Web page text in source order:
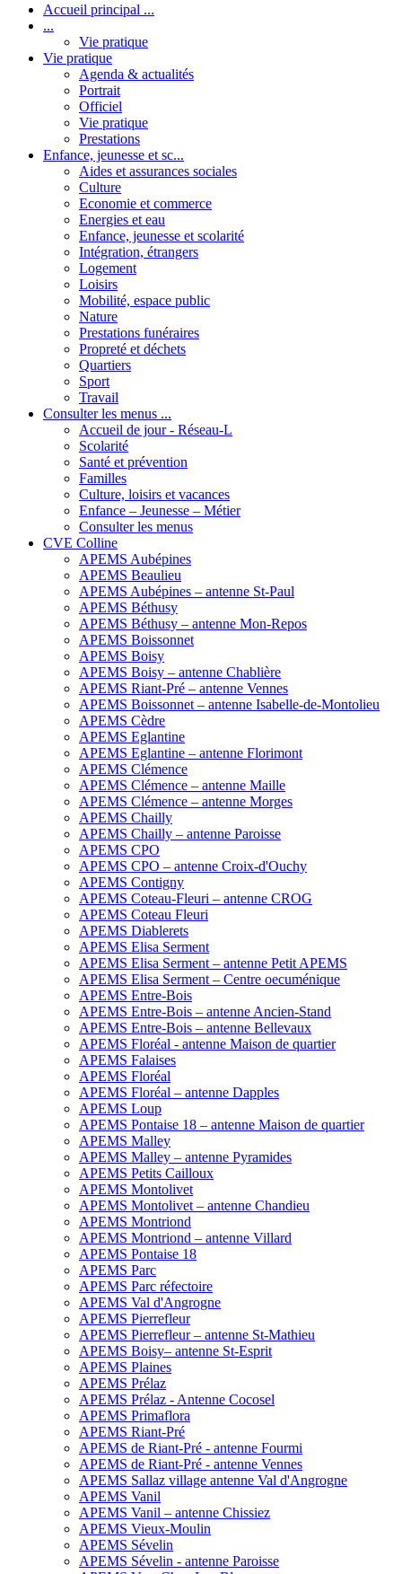
Accueil principal ...
...
Vie pratique
Vie pratique
Agenda & actualités
Portrait
Officiel
Vie pratique
Prestations
Enfance, jeunesse et sc...
Aides et assurances sociales
Culture
Economie et commerce
Energies et eau
Enfance, jeunesse et scolarité
Intégration, étrangers
Logement
Loisirs
Mobilité, espace public
Nature
Prestations funéraires
Propreté et déchets
Quartiers
Sport
Travail
Consulter les menus ...
Accueil de jour - Réseau-L
Scolarité
Santé et prévention
Familles
Culture, loisirs et vacances
Enfance – Jeunesse – Métier
Consulter les menus
CVE Colline
APEMS Aubépines
APEMS Beaulieu
APEMS Aubépines – antenne St-Paul
APEMS Béthusy
APEMS Béthusy – antenne Mon-Repos
APEMS Boissonnet
APEMS Boisy
APEMS Boisy – antenne Chablière
APEMS Riant-Pré – antenne Vennes
APEMS Boissonnet – antenne Isabelle-de-Montolieu
APEMS Cèdre
APEMS Eglantine
APEMS Eglantine – antenne Florimont
APEMS Clémence
APEMS Clémence – antenne Maille
APEMS Clémence – antenne Morges
APEMS Chailly
APEMS Chailly – antenne Paroisse
APEMS CPO
APEMS CPO – antenne Croix-d'Ouchy
APEMS Contigny
APEMS Coteau-Fleuri – antenne CROG
APEMS Coteau Fleuri
APEMS Diablerets
APEMS Elisa Serment
APEMS Elisa Serment – antenne Petit APEMS
APEMS Elisa Serment – Centre oecuménique
APEMS Entre-Bois
APEMS Entre-Bois – antenne Ancien-Stand
APEMS Entre-Bois – antenne Bellevaux
APEMS Floréal - antenne Maison de quartier
APEMS Falaises
APEMS Floréal
APEMS Floréal – antenne Dapples
APEMS Loup
APEMS Pontaise 18 – antenne Maison de quartier
APEMS Malley
APEMS Malley – antenne Pyramides
APEMS Petits Cailloux
APEMS Montolivet
APEMS Montolivet – antenne Chandieu
APEMS Montriond
APEMS Montriond – antenne Villard
APEMS Pontaise 18
APEMS Parc
APEMS Parc réfectoire
APEMS Val d'Angrogne
APEMS Pierrefleur
APEMS Pierrefleur – antenne St-Mathieu
APEMS Boisy– antenne St-Esprit
APEMS Plaines
APEMS Prélaz
APEMS Prélaz - Antenne Cocosel
APEMS Primaflora
APEMS Riant-Pré
APEMS de Riant-Pré - antenne Fourmi
APEMS de Riant-Pré - antenne Vennes
APEMS Sallaz village antenne Val d'Angrogne
APEMS Vanil
APEMS Vanil – antenne Chissiez
APEMS Vieux-Moulin
APEMS Sévelin
APEMS Sévelin - antenne Paroisse